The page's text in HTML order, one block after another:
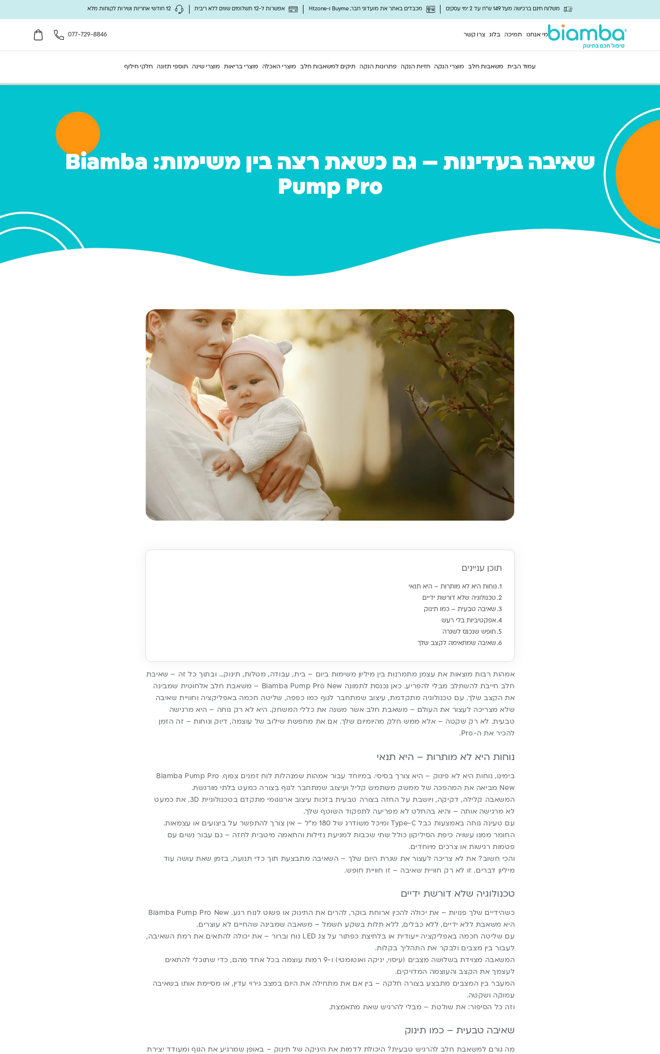
משלוח חינם ברכישה מעל 149 ש"ח עד 2 ימי עסקים מכבדים באתר את מועדוני חבר, Buyme ו-Htzone אפשרות ל-12 תשלומים שווים ללא ריבית 12 חודשי אחריות ושירות לקוחות מלא
מי אנחנו תמיכה בלוג צרו קשר 077-729-8846
עמוד הבית משאבות חלב מוצרי הנקה חזיות הנקה פתרונות הנקה תיקים למשאבות חלב מוצרי האכלה מוצרי בריאות מוצרי שינה תוספי תזונה חלקי חילוף
שאיבה בעדינות – גם כשאת רצה בין משימות: Biamba
Pump Pro
תוכן עניינים
נוחות היא לא מותרות – היא תנאי
טכנולוגיה שלא דורשת ידיים
שאיבה טבעית – כמו תינוק
אפקטיביות בלי רעש
חופש שנכנס לשגרה
שאיבה שמתאימה לקצב שלך
אמהות רבות מוצאות את עצמן מתמרנות בין מיליון משימות ביום – בית, עבודה, מטלות, תינוק… ובתוך כל זה – שאיבת
חלב חייבת להשתלב מבלי להפריע. כאן נכנסת לתמונה Biamba Pump Pro New – משאבת חלב אלחוטית שמבינה
את הקצב שלך. עם טכנולוגיה מתקדמת, עיצוב שמתחבר לגוף כמו כפפה, שליטה חכמה באפליקציה וחוויית שאיבה
שלא מצריכה לעצור את העולם – משאבת חלבאשר משנה את כללי המשחק. היא לא רק נוחה – היא מרגישה
טבעית. לא רק שקטה – אלא ממש חלק מהיומיום שלך. אם את מחפשת שילוב של עוצמה, דיוק ונוחות – זה הזמן
להכיר את ה-Pro.
נוחות היא לא מותרות – היא תנאי
בימינו, נוחות היא לא פינוק – היא צורך בסיסי. במיוחד עבור אמהות שמנהלות לוח זמנים צפוף. Biamba Pump Pro
New מביאה את המהפכה של ממשק משתמש קליל ועיצוב שמתחבר לגוף בצורה כמעט בלתי מורגשת.
המשאבה קלילה, דקיקה, ויושבת על החזה בצורה טבעית בזכות עיצוב ארגונומי מתקדם בטכנולוגיית 3D. את כמעט
לא מרגישה אותה – והיא בהחלט לא מפריעה לתפקוד השוטף שלך.
עם טעינה נוחה באמצעות כבל Type-C ומיכל משודרג של 180 מ”ל – אין צורך להתפשר על ביצועים או עצמאות.
החומר ממנו עשויה כיפת הסיליקון כולל שתי שכבות למניעת נזילות והתאמה מיטבית לחזה – גם עבור נשים עם
פטמות רגישות או צרכים מיוחדים.
והכי חשוב? את לא צריכה לעצור את שגרת היום שלך – השאיבה מתבצעת תוך כדי תנועה, בזמן שאת עושה עוד
מיליון דברים. זו לא רק חוויית שאיבה – זו חוויית חופש.
טכנולוגיה שלא דורשת ידיים
כשהידיים שלך פנויות – את יכולה להכין ארוחת בוקר, להרים את התינוק או פשוט לנוח רגע. Biamba Pump Pro New
היא משאבת ללא ידיים, ללא כבלים, ללא תלות בשקע חשמל – משאבה שמבינה שהחיים לא עוצרים.
עם שליטה חכמה באפליקציה ייעודית או בלחיצת כפתור על צג LED נוח וברור – את יכולה להתאים את רמת השאיבה,
לעבור בין מצבים ולבקר את התהליך בקלות.
המשאבה מצוידת בשלושה מצבים (עיסוי, יניקה ואוטומטי) ו-9 רמות עוצמה בכל אחד מהם, כדי שתוכלי להתאים
לעצמך את הקצב והעוצמה המדויקים.
המעבר בין המצבים מתבצע בצורה חלקה – בין אם את מתחילה את היום במצב גירוי עדין, או מסיימת אותו בשאיבה
עמוקה ושקטה.
וזה כל הסיפור: את שולטת – מבלי להרגיש שאת מתאמצת.
שאיבה טבעית – כמו תינוק
מה גורם למשאבת חלב להרגיש טבעית? היכולת לדמות את היניקה של תינוק – באופן שמרגיע את הגוף ומעודד יצירת